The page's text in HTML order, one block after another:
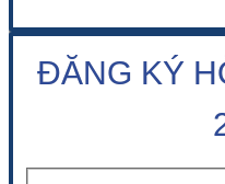
ĐĂNG KÝ